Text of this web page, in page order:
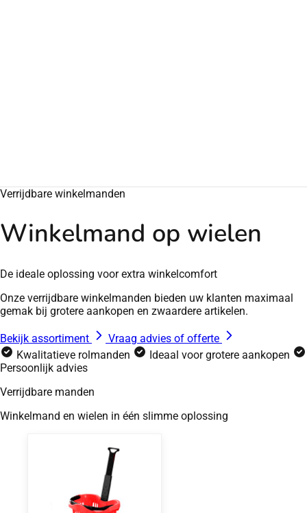
Verrijdbare winkelmanden
Winkelmand op wielen
De ideale oplossing voor extra winkelcomfort
Onze verrijdbare winkelmanden bieden uw klanten maximaal
gemak bij grotere aankopen en zwaardere artikelen.
Bekijk assortiment
Vraag advies of offerte
Kwalitatieve rolmanden
Ideaal voor grotere aankopen
Persoonlijk advies
Verrijdbare manden
Winkelmand en wielen in één slimme oplossing